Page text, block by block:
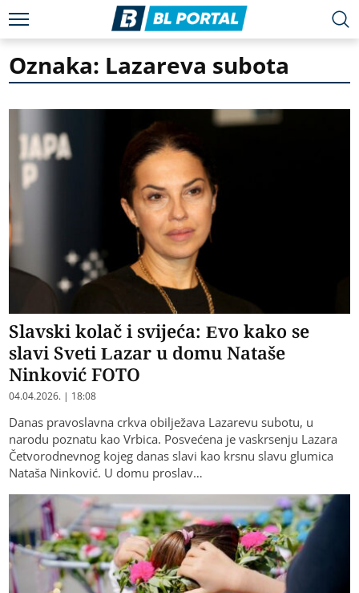
Oznaka: Lazareva subota
Slavski kolač i svijeća: Evo kako se
slavi Sveti Lazar u domu Nataše
Ninković FOTO
04.04.2026. | 18:08
Danas pravoslavna crkva obilježava Lazarevu subotu, u
narodu poznatu kao Vrbica. Posvećena je vaskrsenju Lazara
Četvorodnevnog kojeg danas slavi kao krsnu slavu glumica
Nataša Ninković. U domu proslav…